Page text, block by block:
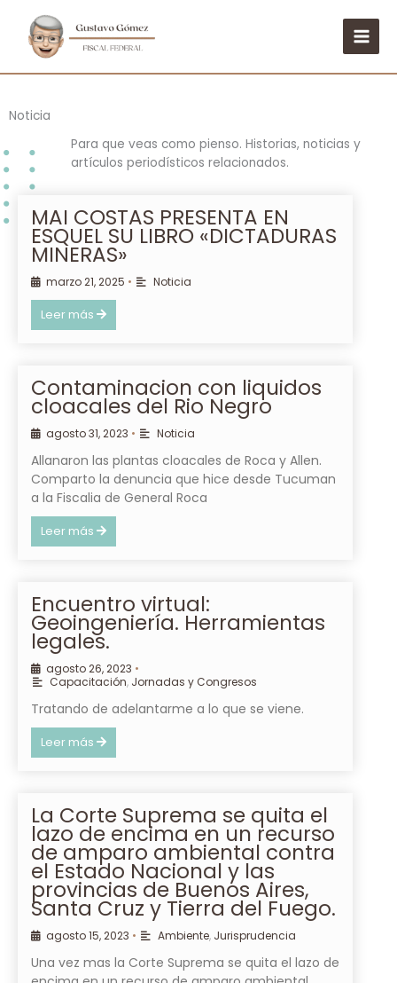
contenido
Noticia
Para que veas como pienso. Historias, noticias y
artículos periodísticos relacionados.
MAI COSTAS PRESENTA EN
ESQUEL SU LIBRO «DICTADURAS
MINERAS»
marzo 21, 2025 • Noticia
Leer más
Contaminacion con liquidos
cloacales del Rio Negro
agosto 31, 2023 • Noticia
Allanaron las plantas cloacales de Roca y Allen.
Comparto la denuncia que hice desde Tucuman
a la Fiscalia de General Roca
Leer más
Encuentro virtual:
Geoingeniería. Herramientas
legales.
agosto 26, 2023 •
Capacitación, Jornadas y Congresos
Tratando de adelantarme a lo que se viene.
Leer más
La Corte Suprema se quita el
lazo de encima en un recurso
de amparo ambiental contra
el Estado Nacional y las
provincias de Buenos Aires,
Santa Cruz y Tierra del Fuego.
agosto 15, 2023 • Ambiente, Jurisprudencia
Una vez mas la Corte Suprema se quita el lazo de